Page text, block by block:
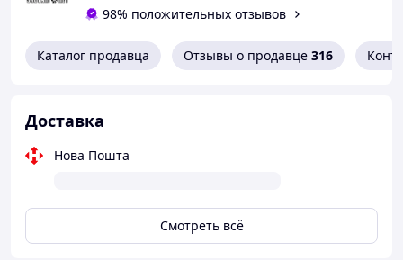
98% положительных отзывов
Каталог продавца Отзывы о продавце 316
Доставка
Нова Пошта
Смотреть всё